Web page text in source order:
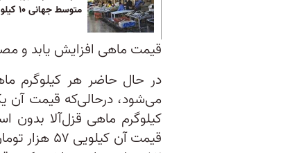
متوسط جهانی ۱۰ کیلو کمتر است
قیمت ماهی افزایش یابد و
قیمت آن